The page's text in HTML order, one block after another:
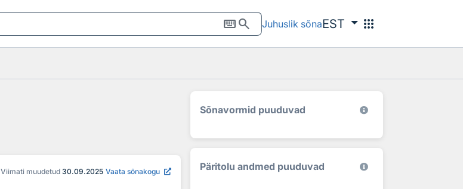
keyboardsearch Juhuslik sõnaEST apps
Viimati muudetud 30.09.2025 Vaata sõnakogu
Sõnavormid puuduvad
Päritolu andmed puuduvad